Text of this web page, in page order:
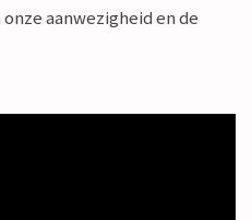
aanwezigheid en de